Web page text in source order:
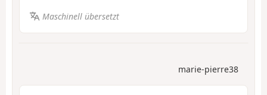
Maschinell übersetzt
marie-pierre38